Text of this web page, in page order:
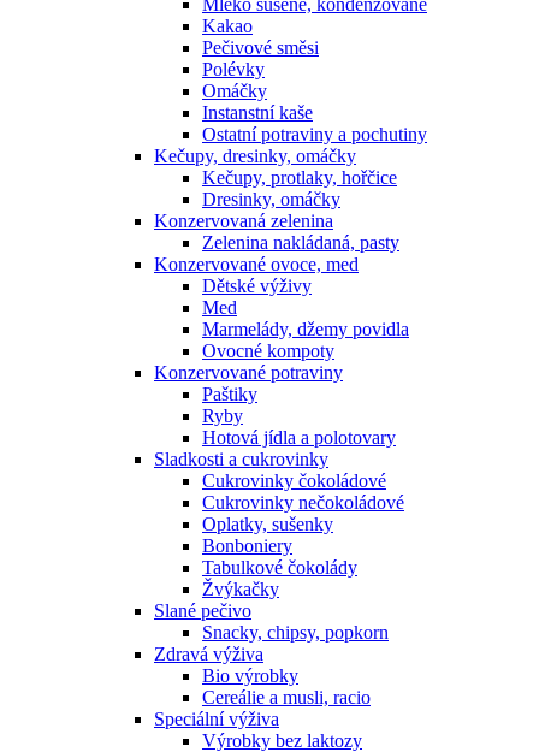
Mléko sušené, kondenzované
Kakao
Pečivové směsi
Polévky
Omáčky
Instanstní kaše
Ostatní potraviny a pochutiny
Kečupy, dresinky, omáčky
Kečupy, protlaky, hořčice
Dresinky, omáčky
Konzervovaná zelenina
Zelenina nakládaná, pasty
Konzervované ovoce, med
Dětské výživy
Med
Marmelády, džemy povidla
Ovocné kompoty
Konzervované potraviny
Paštiky
Ryby
Hotová jídla a polotovary
Sladkosti a cukrovinky
Cukrovinky čokoládové
Cukrovinky nečokoládové
Oplatky, sušenky
Bonboniery
Tabulkové čokolády
Žvýkačky
Slané pečivo
Snacky, chipsy, popkorn
Zdravá výživa
Bio výrobky
Cereálie a musli, racio
Speciální výživa
Výrobky bez laktozy